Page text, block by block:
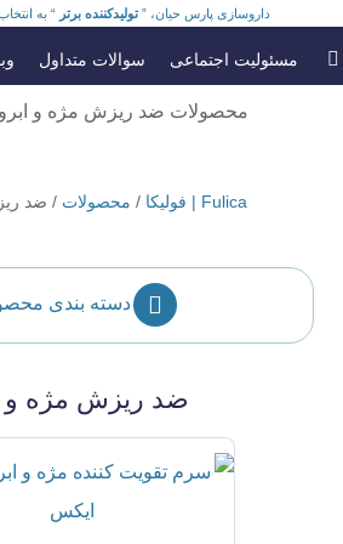
داروسازی پارس حیان، ”تولیدکننده برتر “ به
مسئولیت اجتماعی سوالات متداول
Fulica | فولیکا / محصولات / ضد
دسته بندی
ضد ریزش مژه و